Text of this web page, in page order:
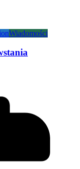
Wiadomości